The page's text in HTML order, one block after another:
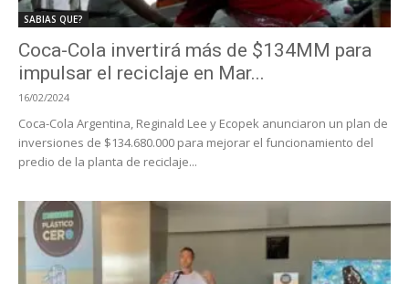
SABIAS QUE?
Coca-Cola invertirá más de $134MM para
impulsar el reciclaje en Mar...
16/02/2024
Coca-Cola Argentina, Reginald Lee y Ecopek anunciaron un plan de
inversiones de $134.680.000 para mejorar el funcionamiento del
predio de la planta de reciclaje...